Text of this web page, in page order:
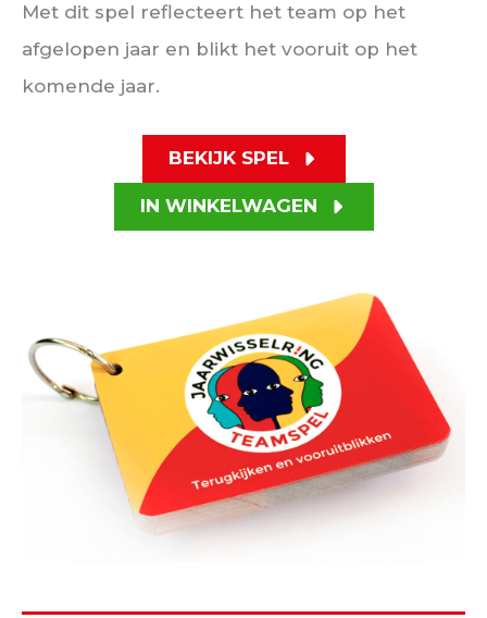
Met dit spel reflecteert het team op het
afgelopen jaar en blikt het vooruit op het
komende jaar.
BEKIJK SPEL
IN WINKELWAGEN